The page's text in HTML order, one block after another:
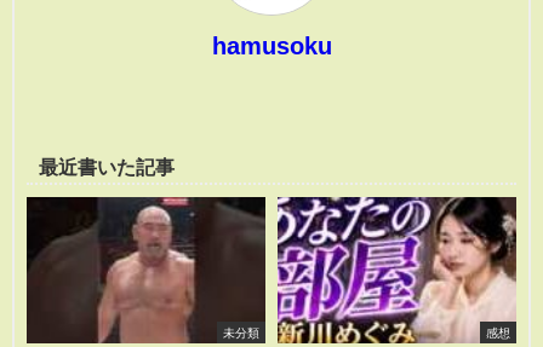
hamusoku
最近書いた記事
未分類 感想